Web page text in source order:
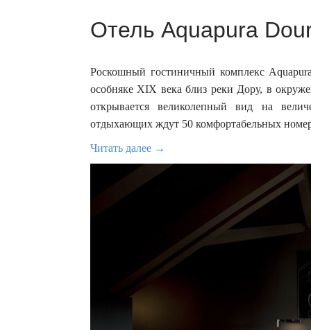
Отель Aquapura
Роскошный гостиничный комплекс
особняке XIX века близ реки Дору, в
открывается великолепный вид на
отдыхающих ждут 50 комфортабельных
Читать далее →